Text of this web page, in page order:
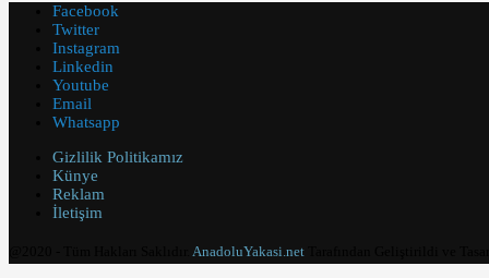
Facebook
Twitter
Instagram
Linkedin
Youtube
Email
Whatsapp
Gizlilik Politikamız
Künye
Reklam
İletişim
AnadoluYakasi.net